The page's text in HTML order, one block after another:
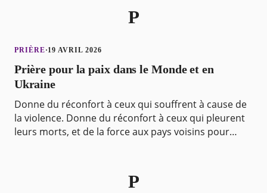
P
PRIÈRE·19 AVRIL 2026
Prière pour la paix dans le Monde et en
Ukraine
Donne du réconfort à ceux qui souffrent à cause de
la violence. Donne du réconfort à ceux qui pleurent
leurs morts, et de la force aux pays voisins pour
P